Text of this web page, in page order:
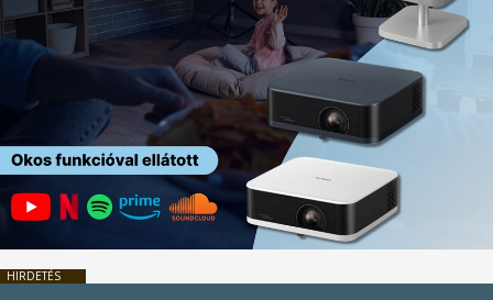
HIRDETÉS